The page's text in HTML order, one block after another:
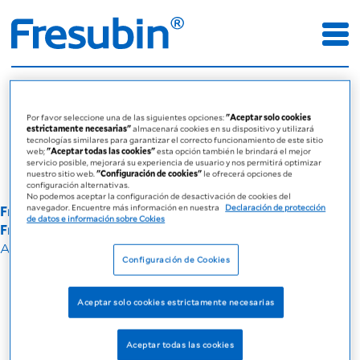
Página de error
Fresenius Kabi Deutschland GmbH - A company of the
Fresenius Group © 2025
Aviso legal
Imprimir Política de Privacidad
Por favor seleccione una de las siguientes opciones:"Aceptar solo cookies
estrictamente necesarias"almacenará cookies en su dispositivo y utilizará
tecnologías similares para garantizar el correcto funcionamiento de este sitio
web;"Aceptar todas las cookies"esta opción también le brindará el mejor
servicio posible, mejorará su experiencia de usuario y nos permitirá optimizar
nuestro sitio web."Configuración de cookies" le ofrecerá opciones de
configuración alternativas.
No podemos aceptar la configuración de desactivación de cookies del
navegador. Encuentre más información en nuestra Declaración de protección
de datos e información sobre Cokies
Configuración de Cookies
Aceptar solo cookies estrictamente necesarias
Aceptar todas las cookies